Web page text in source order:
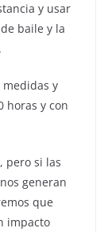
y usar
baile y la
medidas y
horas y con
pero si las
generan
que
impacto